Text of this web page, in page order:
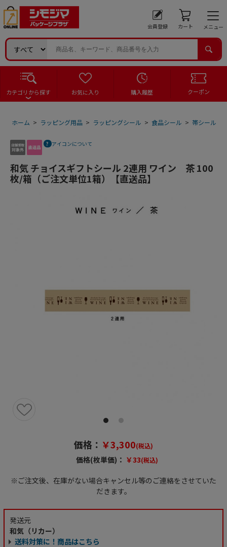
会員登録 カート メニュー
カテゴリから探す お気に入り 購入履歴 クーポン
ホーム > ラッピング用品 > ラッピングシール > 食品シール > 帯シール
アイコンについて
和気 チョイスギフトシール 2連用 ワイン 茶 100
枚/箱（ご注文単位1箱）【直送品】
価格： ￥3,300(税込)
価格(枚単価)： ￥33(税込)
※ご注文後、在庫がない場合キャンセル等のご連絡をさせていた
だきます。
発送元
和気（リカー）
送料対策に！商品はこちら